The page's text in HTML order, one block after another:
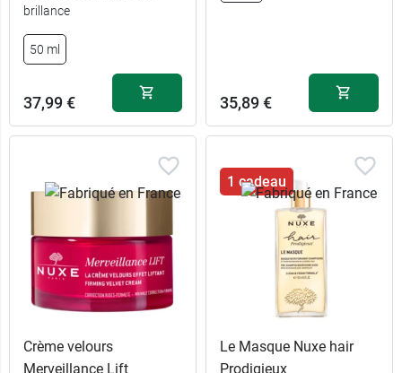
brillance
50 ml
37,99 € 35,89 €
Crème velours
Merveillance Lift
1 cadeau
Le Masque Nuxe hair
Prodigieux